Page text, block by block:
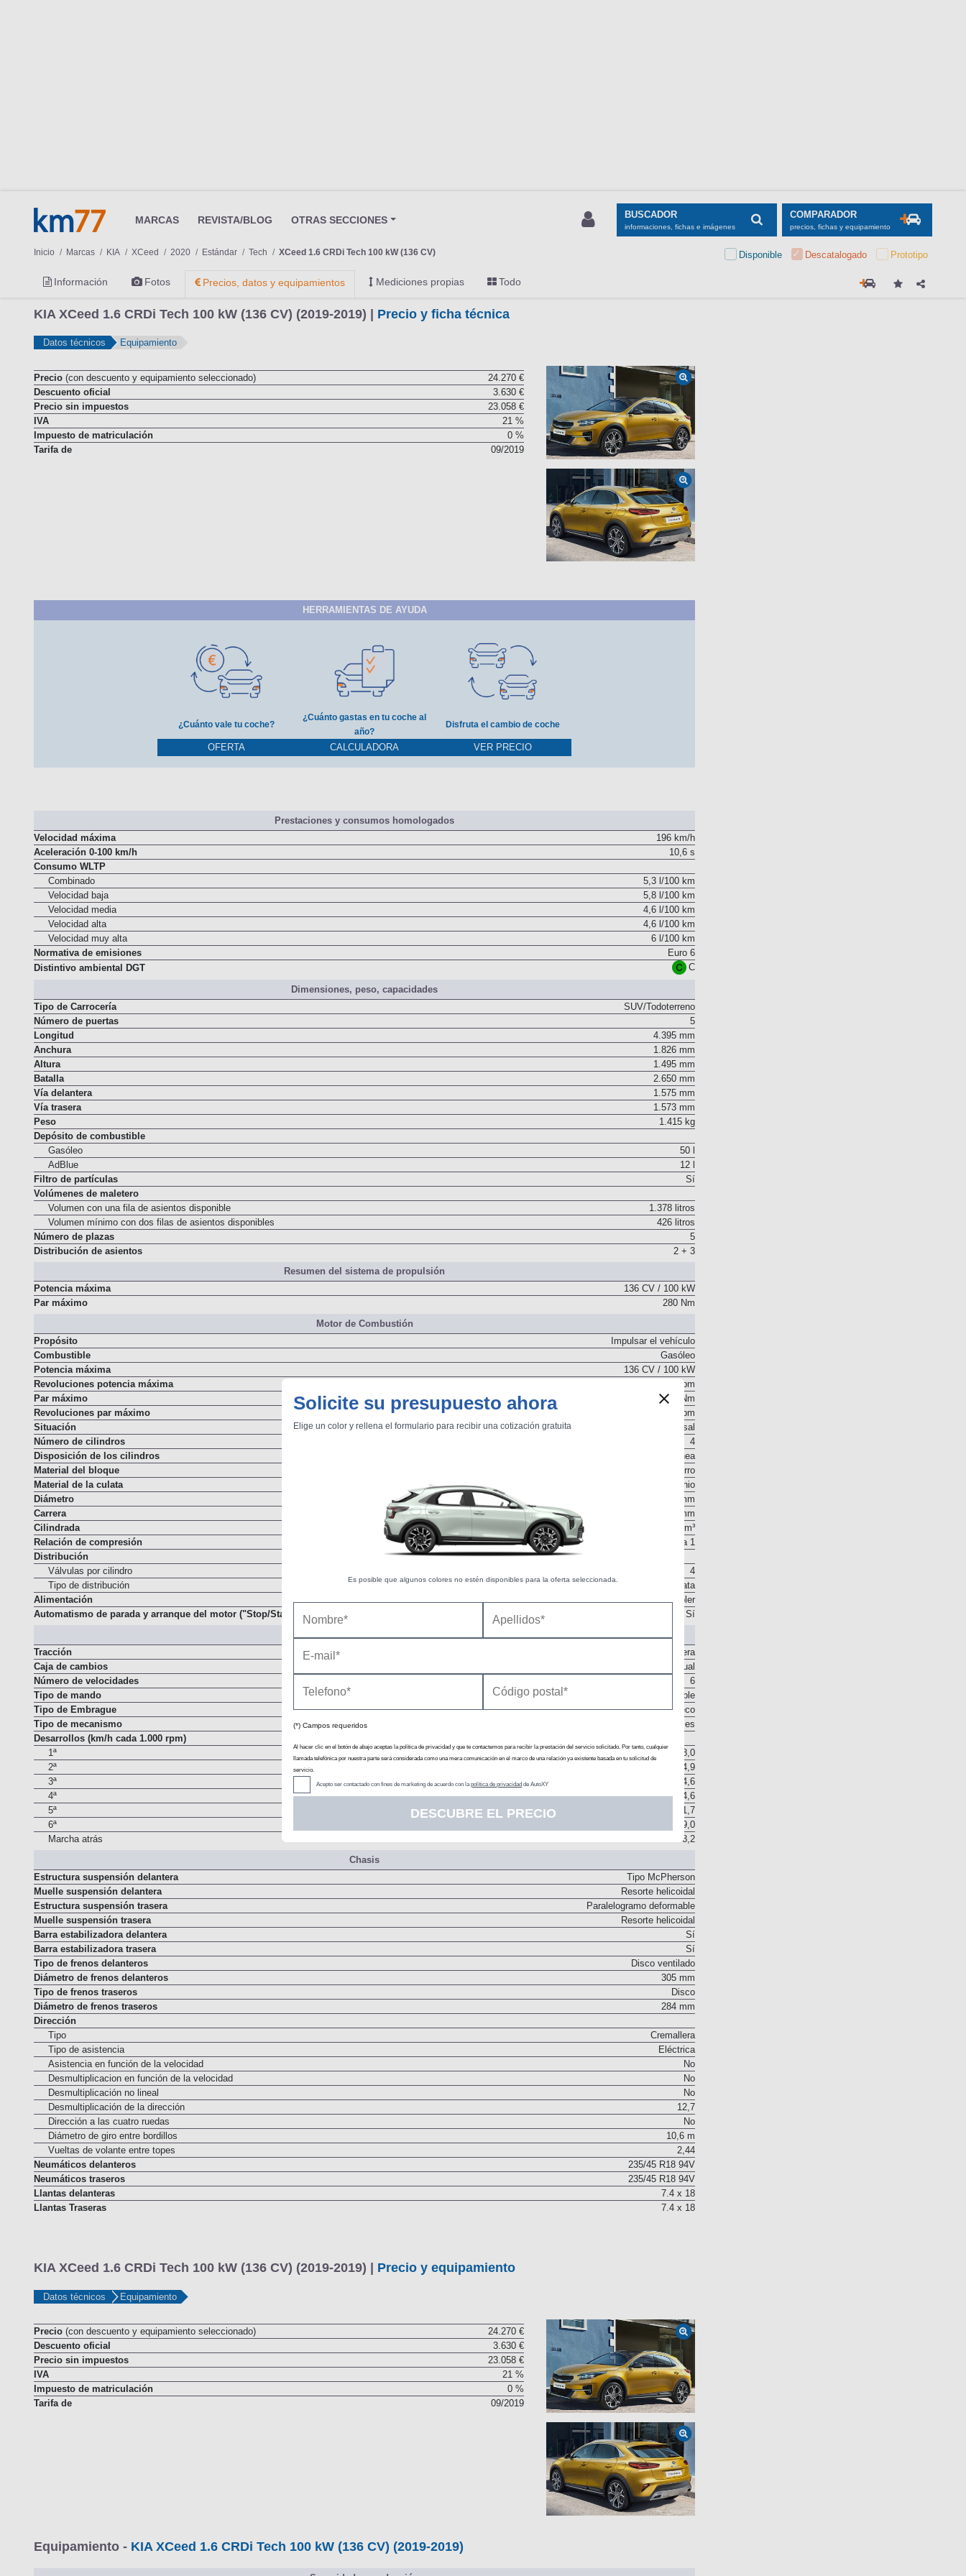
Solicite su presupuesto ahora
Elige un color y rellena el formulario para recibir una cotización gratuita
Es posible que algunos colores no estén disponibles para la oferta seleccionada.
(*) Campos requeridos
Al hacer clic en el botón de abajo aceptas la política de privacidad y que te contactemos para recibir la prestación del servicio solicitado. Por tanto, cualquier
llamada telefónica por nuestra parte será considerada como una mera comunicación en el marco de una relación ya existente basada en tu solicitud de
servicio.
Acepto ser contactado con fines de marketing de acuerdo con la política de privacidad de AutoXY
DESCUBRE EL PRECIO
MARCAS REVISTA/BLOG OTRAS SECCIONES BUSCADOR
informaciones, fichas e imágenes
COMPARADOR
precios, fichas y equipamiento
Inicio Marcas KIA XCeed 2020 Estándar Tech XCeed 1.6 CRDi Tech 100 kW (136 CV) Disponible Descatalogado Prototipo
Información Fotos Precios, datos y equipamientos Mediciones propias Todo
KIA XCeed 1.6 CRDi Tech 100 kW (136 CV) (2019-2019) | Precio y ficha técnica
Datos técnicos Equipamiento
Precio (con descuento y equipamiento seleccionado)
24.270 €
Descuento oficial
3.630 €
Precio sin impuestos
23.058 €
IVA
21 %
Impuesto de matriculación
0 %
Tarifa de
09/2019
HERRAMIENTAS DE AYUDA
¿Cuánto vale tu coche?
OFERTA
¿Cuánto gastas en tu coche al
año?
CALCULADORA
Disfruta el cambio de coche
VER PRECIO
Prestaciones y consumos homologados
Velocidad máxima
196 km/h
Aceleración 0-100 km/h
10,6 s
Consumo WLTP
Combinado
5,3 l/100 km
Velocidad baja
5,8 l/100 km
Velocidad media
4,6 l/100 km
Velocidad alta
4,6 l/100 km
Velocidad muy alta
6 l/100 km
Normativa de emisiones
Euro 6
Distintivo ambiental DGT
C
Dimensiones, peso, capacidades
Tipo de Carrocería
SUV/Todoterreno
Número de puertas
5
Longitud
4.395 mm
Anchura
1.826 mm
Altura
1.495 mm
Batalla
2.650 mm
Vía delantera
1.575 mm
Vía trasera
1.573 mm
Peso
1.415 kg
Depósito de combustible
Gasóleo
50 l
AdBlue
12 l
Filtro de partículas
Sí
Volúmenes de maletero
Volumen con una fila de asientos disponible
1.378 litros
Volumen mínimo con dos filas de asientos disponibles
426 litros
Número de plazas
5
Distribución de asientos
2 + 3
Resumen del sistema de propulsión
Potencia máxima
136 CV / 100 kW
Par máximo
280 Nm
Motor de Combustión
Propósito
Impulsar el vehículo
Combustible
Gasóleo
Potencia máxima
136 CV / 100 kW
Revoluciones potencia máxima
4.000 rpm
Par máximo
280 Nm
Revoluciones par máximo
1.500 - 3.000 rpm
Situación
Delantero transversal
Número de cilindros
4
Disposición de los cilindros
En línea
Material del bloque
Hierro
Material de la culata
Aluminio
Diámetro
77 mm
Carrera
85,8 mm
Cilindrada
1.598 cm³
Relación de compresión
15,9 a 1
Distribución
Válvulas por cilindro
4
Tipo de distribución
Dos árboles de levas en la culata
Alimentación
Inyección directa por conducto común. Turbo. Geometría variable. Intercooler
Automatismo de parada y arranque del motor ("Stop/Start")
Sí
Tracción
Delantera
Caja de cambios
Manual
Número de velocidades
6
Tipo de mando
No disponible
Tipo de Embrague
Embrague monodisco en seco
Tipo de mecanismo
Pares de engranajes
Desarrollos (km/h cada 1.000 rpm)
1ª
8,0
2ª
14,9
3ª
24,6
4ª
34,6
5ª
41,7
6ª
49,0
Marcha atrás
8,2
Chasis
Estructura suspensión delantera
Tipo McPherson
Muelle suspensión delantera
Resorte helicoidal
Estructura suspensión trasera
Paralelogramo deformable
Muelle suspensión trasera
Resorte helicoidal
Barra estabilizadora delantera
Sí
Barra estabilizadora trasera
Sí
Tipo de frenos delanteros
Disco ventilado
Diámetro de frenos delanteros
305 mm
Tipo de frenos traseros
Disco
Diámetro de frenos traseros
284 mm
Dirección
Tipo
Cremallera
Tipo de asistencia
Eléctrica
Asistencia en función de la velocidad
No
Desmultiplicacion en función de la velocidad
No
Desmultiplicación no lineal
No
Desmultiplicación de la dirección
12,7
Dirección a las cuatro ruedas
No
Diámetro de giro entre bordillos
10,6 m
Vueltas de volante entre topes
2,44
Neumáticos delanteros
235/45 R18 94V
Neumáticos traseros
235/45 R18 94V
Llantas delanteras
7.4 x 18
Llantas Traseras
7.4 x 18
KIA XCeed 1.6 CRDi Tech 100 kW (136 CV) (2019-2019) | Precio y equipamiento
Datos técnicos Equipamiento
Precio (con descuento y equipamiento seleccionado)
24.270 €
Descuento oficial
3.630 €
Precio sin impuestos
23.058 €
IVA
21 %
Impuesto de matriculación
0 %
Tarifa de
09/2019
Equipamiento - KIA XCeed 1.6 CRDi Tech 100 kW (136 CV) (2019-2019)